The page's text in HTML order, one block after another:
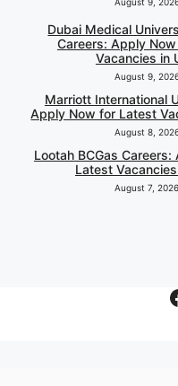
Dubai Medical
Careers: Apply
Vacancies in
August 9,
Marriott International
Apply Now for Latest
August 8,
Lootah BCGas
Latest
August 7, 2026
Facebook